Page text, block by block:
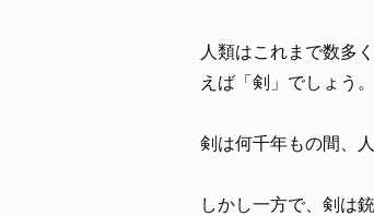
人類はこれまで数多
えば「剣」でしょう。
剣は何千年もの間、
しかし一方で、剣は